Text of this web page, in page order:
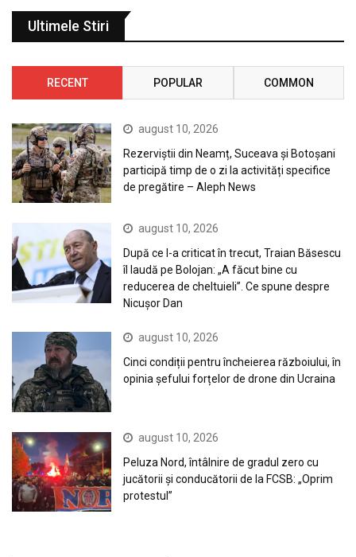
Ultimele Stiri
RECENT POPULAR COMMON
august 10, 2026
Rezerviștii din Neamț, Suceava și Botoșani
participă timp de o zi la activități specifice
de pregătire – Aleph News
august 10, 2026
După ce l-a criticat în trecut, Traian Băsescu
îl laudă pe Bolojan: „A făcut bine cu
reducerea de cheltuieli”. Ce spune despre
Nicușor Dan
august 10, 2026
Cinci condiții pentru încheierea războiului, în
opinia șefului forțelor de drone din Ucraina
august 10, 2026
Peluza Nord, întâlnire de gradul zero cu
jucătorii și conducătorii de la FCSB: „Oprim
protestul”